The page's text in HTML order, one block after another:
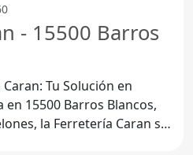
- 15500 Barros
Tu Solución en
la Ferretería Caran se